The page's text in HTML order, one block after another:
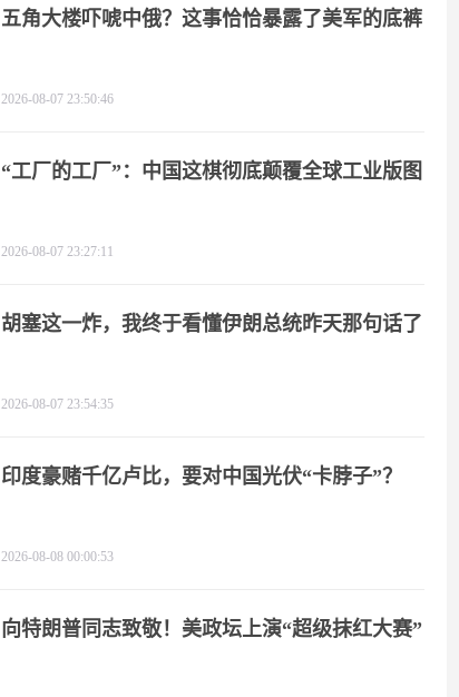
五角大楼吓唬中俄？这事恰恰暴露了美军的底裤
2026-08-07 23:50:46
“工厂的工厂”：中国这棋彻底颠覆全球工业版图
2026-08-07 23:27:11
胡塞这一炸，我终于看懂伊朗总统昨天那句话了
2026-08-07 23:54:35
印度豪赌千亿卢比，要对中国光伏“卡脖子”？
2026-08-08 00:00:53
向特朗普同志致敬！美政坛上演“超级抹红大赛”